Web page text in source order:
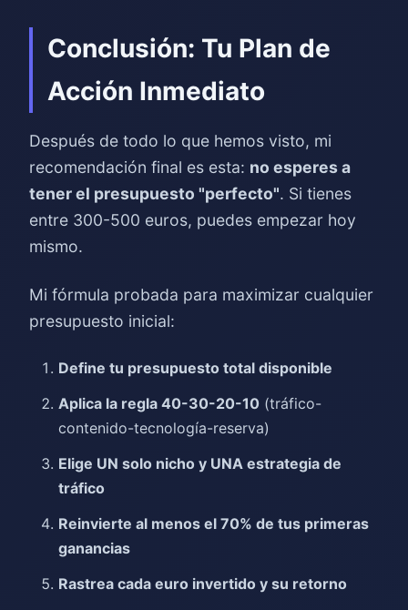
Conclusión: Tu Plan de
Acción Inmediato
Después de todo lo que hemos visto, mi
recomendación final es esta: no esperes a
tener el presupuesto "perfecto". Si tienes
entre 300-500 euros, puedes empezar hoy
mismo.
Mi fórmula probada para maximizar cualquier
presupuesto inicial:
Define tu presupuesto total disponible
Aplica la regla 40-30-20-10 (tráfico-
contenido-tecnología-reserva)
Elige UN solo nicho y UNA estrategia de
tráfico
Reinvierte al menos el 70% de tus primeras
ganancias
Rastrea cada euro invertido y su retorno